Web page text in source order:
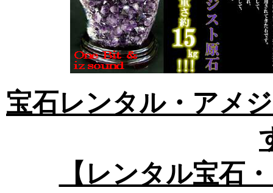
宝石レンタル・アメ
【レンタル宝石